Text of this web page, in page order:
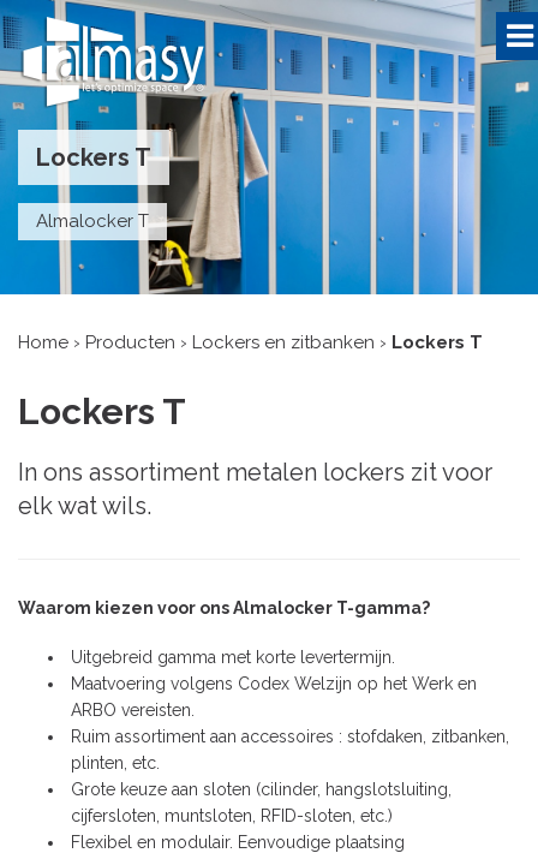
Lockers T
Almalocker T
Home › Producten › Lockers en zitbanken › Lockers T
Lockers T
In ons assortiment metalen lockers zit voor
elk wat wils.
Waarom kiezen voor ons Almalocker T-gamma?
Uitgebreid gamma met korte levertermijn.
Maatvoering volgens Codex Welzijn op het Werk en
ARBO vereisten.
Ruim assortiment aan accessoires : stofdaken, zitbanken,
plinten, etc.
Grote keuze aan sloten (cilinder, hangslotsluiting,
cijfersloten, muntsloten, RFID-sloten, etc.)
Flexibel en modulair. Eenvoudige plaatsing